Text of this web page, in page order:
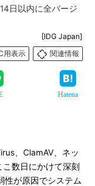
日以内に全バージ
[IDG Japan]
用表示
関連情報
Hatena
、ClamAV、ネッ
数日にかけて深刻
性が原因でシステム